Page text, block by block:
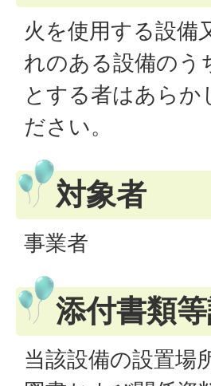
火を使用する設備
れのある設備のう
とする者はあらか
ださい。
対象者
事業者
添付書類
当該設備の設置場